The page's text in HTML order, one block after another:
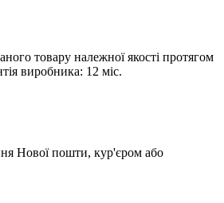
товару належної якості протягом
виробника: 12 міс.
Нової пошти, кур'єром або